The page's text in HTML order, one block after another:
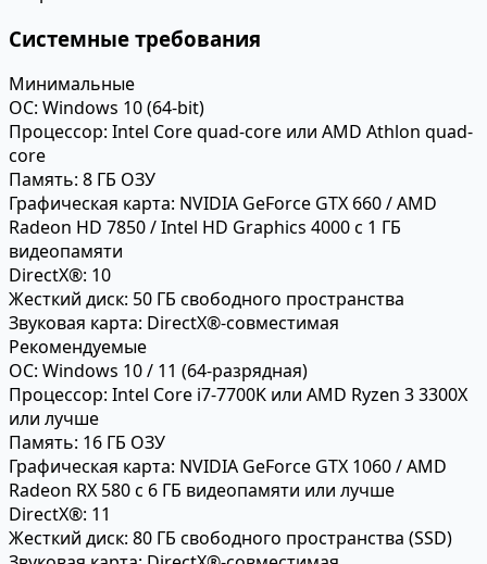
Системные требования
Минимальные
ОС: Windows 10 (64-bit)
Процессор: Intel Core quad-core или AMD Athlon quad-
core
Память: 8 ГБ ОЗУ
Графическая карта: NVIDIA GeForce GTX 660 / AMD
Radeon HD 7850 / Intel HD Graphics 4000 с 1 ГБ
видеопамяти
DirectX®: 10
Жесткий диск: 50 ГБ свободного пространства
Звуковая карта: DirectX®-совместимая
Рекомендуемые
ОС: Windows 10 / 11 (64-разрядная)
Процессор: Intel Core i7-7700K или AMD Ryzen 3 3300X
или лучше
Память: 16 ГБ ОЗУ
Графическая карта: NVIDIA GeForce GTX 1060 / AMD
Radeon RX 580 с 6 ГБ видеопамяти или лучше
DirectX®: 11
Жесткий диск: 80 ГБ свободного пространства (SSD)